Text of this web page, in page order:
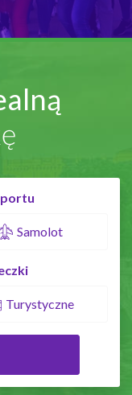
Samolot
Turystyczne